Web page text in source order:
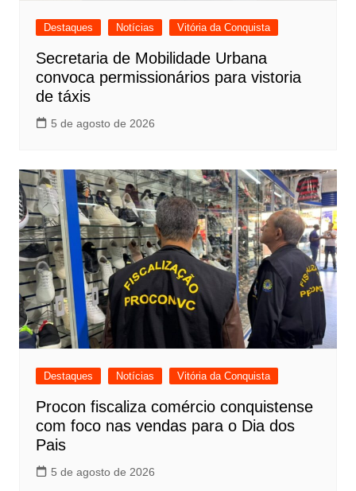
Destaques Notícias Vitória da Conquista
Secretaria de Mobilidade Urbana
convoca permissionários para vistoria
de táxis
5 de agosto de 2026
Destaques Notícias Vitória da Conquista
Procon fiscaliza comércio conquistense
com foco nas vendas para o Dia dos
Pais
5 de agosto de 2026